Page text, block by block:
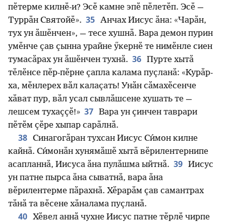
пӗтерме килнӗ-и? Эсӗ камне эпӗ пӗлетӗп. Эсӗ —
Туррӑн Святойӗ». 35 Анчах Иисус ӑна: «Чарӑн,
тух ун ӑшӗнчен», — тесе хушнӑ. Вара демон пурин
умӗнче ҫав ҫынна урайне ӳкернӗ те нимӗнле сиен
тумасӑрах ун ӑшӗнчен тухнӑ. 36 Пурте хытӑ
тӗлӗнсе пӗр-пӗрне ҫапла калама пуҫланӑ: «Курӑр-
ха, мӗнлерех вӑл калаҫать! Унӑн сӑмахӗсенче
хӑват пур, вӑл усал сывлӑшсене хушать те —
лешсем тухаҫҫӗ!» 37 Вара ун ҫинчен таврари
пӗтӗм ҫӗре хыпар сарӑлнӑ.
38 Синагогӑран тухсан Иисус Си́мон килне
кайнӑ. Си́монӑн хунямӑшӗ хытӑ вӗрилентернипе
асапланнӑ, Иисуса ӑна пулӑшма ыйтнӑ. 39 Иисус
ун патне пырса ӑна сыватнӑ, вара ӑна
вӗрилентерме пӑрахнӑ. Хӗрарӑм ҫав самантрах
тӑнӑ та вӗсене хӑналама пуҫланӑ.
40 Хӗвел аннӑ чухне Иисус патне тӗрлӗ чирпе